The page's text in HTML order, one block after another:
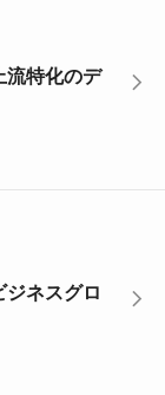
流特化のデ
ジネスグロ